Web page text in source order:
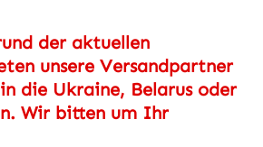
der aktuellen
unsere Versandpartner
die Ukraine, Belarus oder
Wir bitten um Ihr